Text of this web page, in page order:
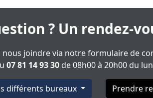
? Un rendez-
nous joindre via notre formulaire de
07 81 14 93 30de 08h00 à 20h00 du
différents bureaux Prendre